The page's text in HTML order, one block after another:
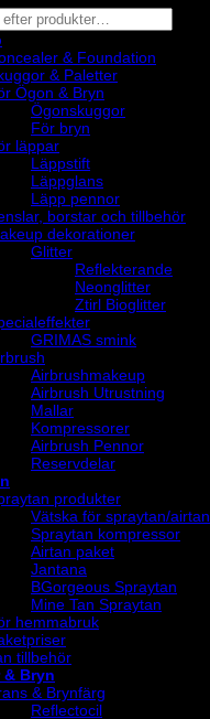
& Foundation
& Paletter
Ögon & Bryn
Ögonskuggor
För bryn
läppar
Läppstift
Läppglans
Läpp pennor
borstar och tillbehör
dekorationer
Glitter
Reflekterande
Neonglitter
Ztirl Bioglitter
GRIMAS smink
Airbrushmakeup
Airbrush Utrustning
Mallar
Kompressorer
Airbrush Pennor
Reservdelar
produkter
Vätska för spraytan/airtan
Spraytan kompressor
Airtan paket
Jantana
BGorgeous Spraytan
Mine Tan Spraytan
hemmabruk
tillbehör
& Bryn
& Brynfärg
Reflectocil